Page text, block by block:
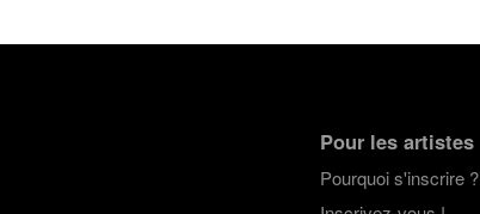
Pour les artistes
Pourquoi s'inscrire ?